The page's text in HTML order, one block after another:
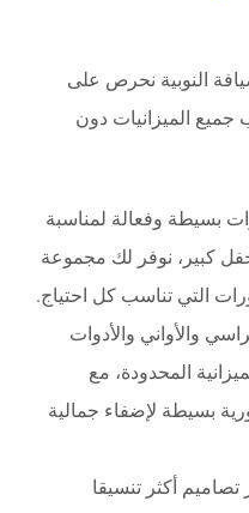
| 65080771 | الضيافة النوبية نحرص على
الميزانيات دون
بسيطة وفعالة لمناسبة
كبير، نوفر لك مجموعة
التي تناسب كل احتياج.
والأواني والأدوات
المحدودة، مع
بسيطة لإضفاء جمالية
تصاميم أكثر تنسيقا